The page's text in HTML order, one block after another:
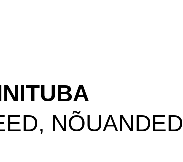
NÕUANDED